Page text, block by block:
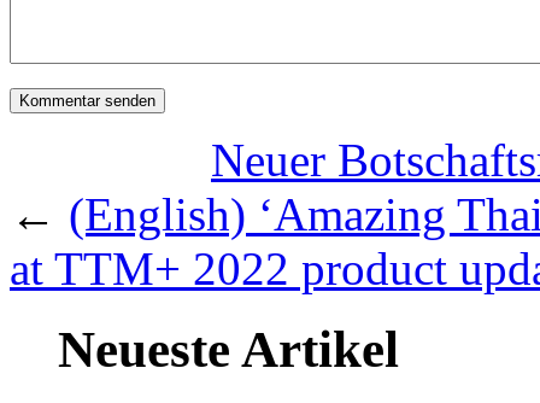
Neuer
← (English) ‘Amazing
at TTM+ 2022 product
Neueste Artikel